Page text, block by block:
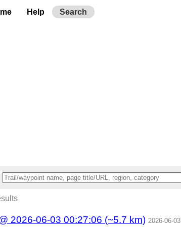
Help Search
2026-06-03 00:27:06 (~5.7 km) 2026-06-03